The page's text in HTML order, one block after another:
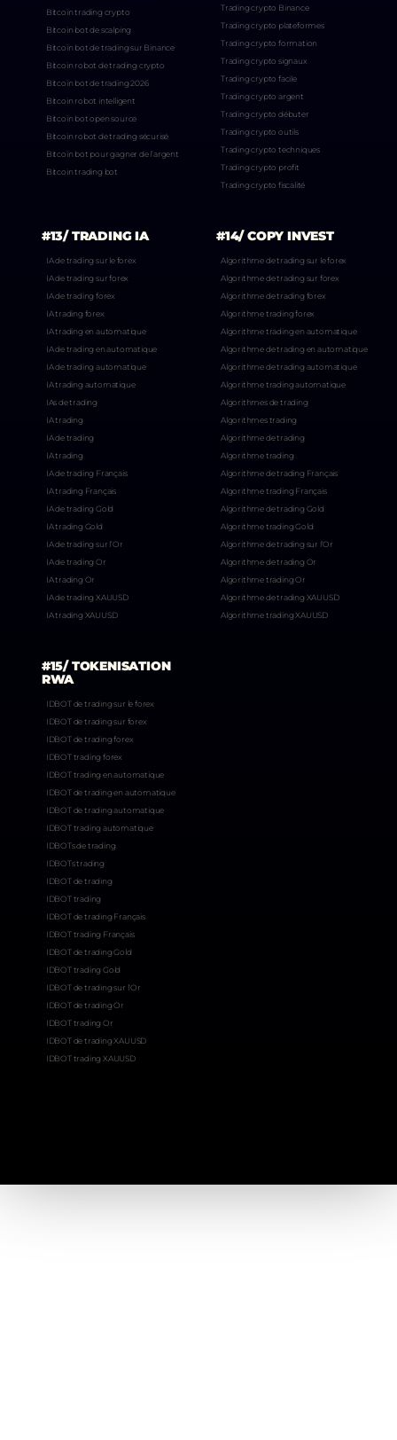
Bitcoin trading crypto
Bitcoin bot de scalping
Bitcoin bot de trading sur Binance
Bitcoin robot de trading crypto
Bitcoin bot de trading 2026
Bitcoin robot intelligent
Bitcoin bot open source
Bitcoin robot de trading sécurisé
Bitcoin bot pour gagner de l’argent
Bitcoin trading bot
Trading crypto Binance
Trading crypto plateformes
Trading crypto formation
Trading crypto signaux
Trading crypto facile
Trading crypto argent
Trading crypto débuter
Trading crypto outils
Trading crypto techniques
Trading crypto profit
Trading crypto fiscalité
#13/ TRADING IA
IA de trading sur le forex
IA de trading sur forex
IA de trading forex
IA trading forex
IA trading en automatique
IA de trading en automatique
IA de trading automatique
IA trading automatique
IAs de trading
IA trading
IA de trading
IA trading
IA de trading Français
IA trading Français
IA de trading Gold
IA trading Gold
IA de trading sur l’Or
IA de trading Or
IA trading Or
IA de trading XAUUSD
IA trading XAUUSD
#14/ COPY INVEST
Algorithme de trading sur le forex
Algorithme de trading sur forex
Algorithme de trading forex
Algorithme trading forex
Algorithme trading en automatique
Algorithme de trading en automatique
Algorithme de trading automatique
Algorithme trading automatique
Algorithmes de trading
Algorithmes trading
Algorithme de trading
Algorithme trading
Algorithme de trading Français
Algorithme trading Français
Algorithme de trading Gold
Algorithme trading Gold
Algorithme de trading sur l’Or
Algorithme de trading Or
Algorithme trading Or
Algorithme de trading XAUUSD
Algorithme trading XAUUSD
#15/ TOKENISATION
RWA
IDBOT de trading sur le forex
IDBOT de trading sur forex
IDBOT de trading forex
IDBOT trading forex
IDBOT trading en automatique
IDBOT de trading en automatique
IDBOT de trading automatique
IDBOT trading automatique
IDBOTs de trading
IDBOTs trading
IDBOT de trading
IDBOT trading
IDBOT de trading Français
IDBOT trading Français
IDBOT de trading Gold
IDBOT trading Gold
IDBOT de trading sur l’Or
IDBOT de trading Or
IDBOT trading Or
IDBOT de trading XAUUSD
IDBOT trading XAUUSD